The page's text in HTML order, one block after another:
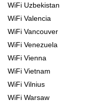
WiFi Uzbekistan
WiFi Valencia
WiFi Vancouver
WiFi Venezuela
WiFi Vienna
WiFi Vietnam
WiFi Vilnius
WiFi Warsaw